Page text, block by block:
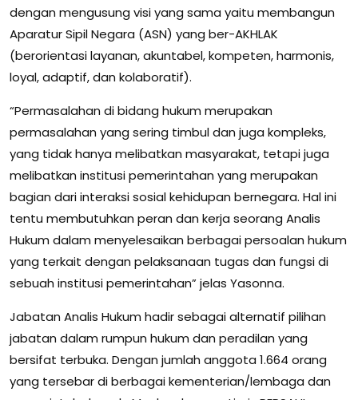
dengan mengusung visi yang sama yaitu membangun
Aparatur Sipil Negara (ASN) yang ber-AKHLAK
(berorientasi layanan, akuntabel, kompeten, harmonis,
loyal, adaptif, dan kolaboratif).
“Permasalahan di bidang hukum merupakan
permasalahan yang sering timbul dan juga kompleks,
yang tidak hanya melibatkan masyarakat, tetapi juga
melibatkan institusi pemerintahan yang merupakan
bagian dari interaksi sosial kehidupan bernegara. Hal ini
tentu membutuhkan peran dan kerja seorang Analis
Hukum dalam menyelesaikan berbagai persoalan hukum
yang terkait dengan pelaksanaan tugas dan fungsi di
sebuah institusi pemerintahan” jelas Yasonna.
Jabatan Analis Hukum hadir sebagai alternatif pilihan
jabatan dalam rumpun hukum dan peradilan yang
bersifat terbuka. Dengan jumlah anggota 1.664 orang
yang tersebar di berbagai kementerian/lembaga dan